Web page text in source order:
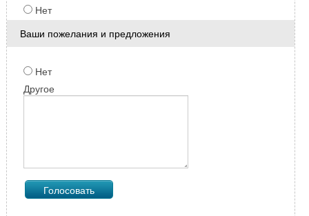
Нет
Ваши пожелания и предложения
Нет
Другое